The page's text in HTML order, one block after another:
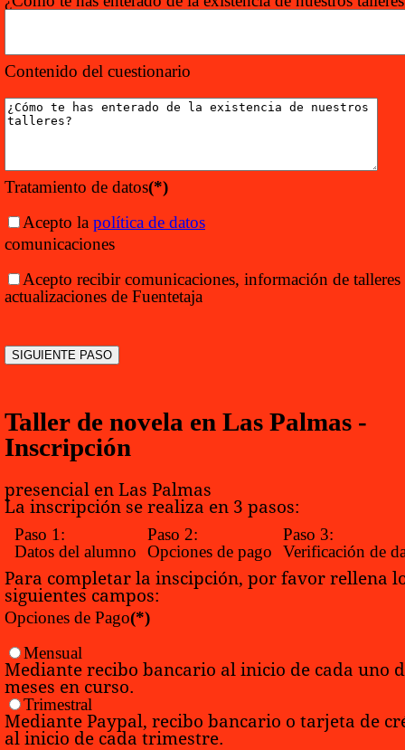
Contenido del cuestionario
Tratamiento de datos(*)
Acepto la política de datos
comunicaciones
Acepto recibir comunicaciones, información de
actualizaciones de Fuentetaja
Taller de novela en Las Palmas -
Inscripción
presencial en Las Palmas
La inscripción se realiza en 3 pasos:
Paso 1:
Datos del alumno
Paso 2:
Opciones de pago
Paso 3:
Verificación de
Para completar la inscipción, por favor rellena
siguientes campos:
Opciones de Pago(*)
Mensual
Mediante recibo bancario al inicio de cada uno
meses en curso.
Trimestral
Mediante Paypal, recibo bancario o tarjeta de
al inicio de cada trimestre.